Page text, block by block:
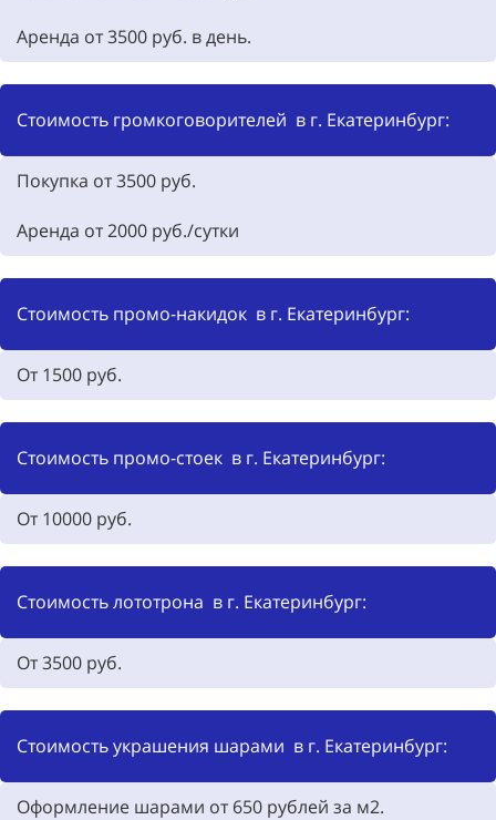
Аренда от3500 руб. в день.
Стоимость громкоговорителей в г. Екатеринбург:
Покупка от 3500 руб.
Аренда от2000 руб./сутки
Стоимость промо-накидок в г. Екатеринбург:
От 1500 руб.
Стоимость промо-стоек в г. Екатеринбург:
От 10000 руб.
Стоимость лототрона в г. Екатеринбург:
От 3500 руб.
Стоимость украшения шарами в г. Екатеринбург:
Оформление шарами от 650 рублей за м2.